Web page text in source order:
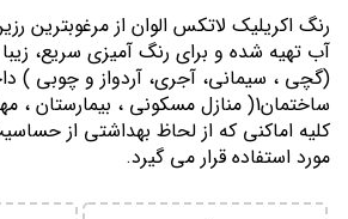
رنگ اكريليك لاتكس الوان از مرغوبترين
آب تهيه شده و برای رنگ آمیزی سریع،
(گچی ، سیمانی، آجری، آردواز و چوبی )
ساختمان1( منازل مسكوني ،
كليه اماكني كه از لحاظ بهداشتي از
مورد استفاده قرار می گیرد.